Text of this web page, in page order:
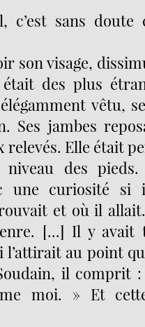
sans doute
son visage,
des plus
vêtu,
Ses jambes
relevés. Elle était
des
une curiosité si
et où il
[...] Il y avait
l’attirait au point
il comprit
moi. » Et